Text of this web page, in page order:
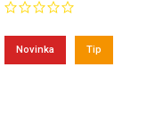
Novinka Tip